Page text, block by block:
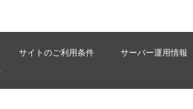
サイトのご利用条件 サーバー運用情報